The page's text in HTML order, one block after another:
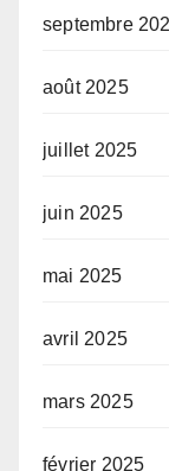
septembre
août 2025
juillet 2025
juin 2025
mai 2025
avril 2025
mars 2025
février 2025